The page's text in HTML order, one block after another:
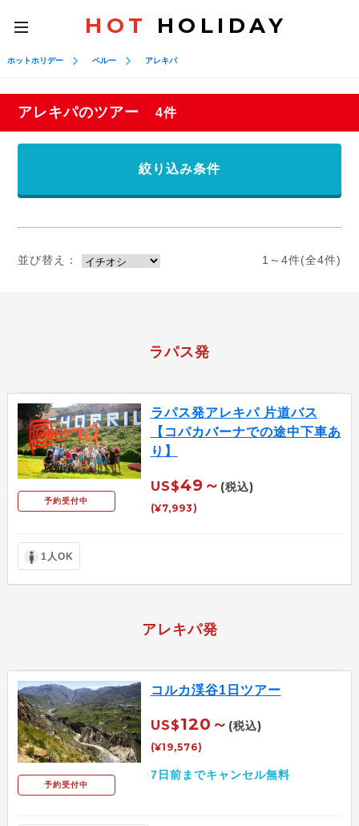
toggle
navigation
HOT HOLIDAY
ホットホリデー ペルー アレキパ
アレキパのツアー 4件
絞り込み条件
並び替え： 1～4件(全4件)
ラパス発
予約受付中
ラパス発アレキパ 片道バス
【コパカバーナでの途中下車あ
り】
US$49～ (税込)
(¥7,993)
1人OK
アレキパ発
予約受付中
コルカ渓谷1日ツアー
US$120～ (税込)
(¥19,576)
7日前までキャンセル無料